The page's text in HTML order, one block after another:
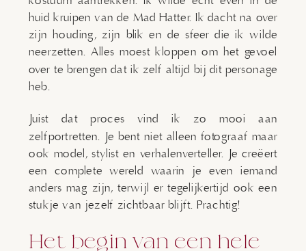
huid kruipen van de Mad Hatter. Ik dacht na over
zijn houding, zijn blik en de sfeer die ik wilde
neerzetten. Alles moest kloppen om het gevoel
over te brengen dat ik zelf altijd bij dit personage
heb.
Juist dat proces vind ik zo mooi aan
zelfportretten. Je bent niet alleen fotograaf maar
ook model, stylist en verhalenverteller. Je creëert
een complete wereld waarin je even iemand
anders mag zijn, terwijl er tegelijkertijd ook een
stukje van jezelf zichtbaar blijft. Prachtig!
Het begin van een hele